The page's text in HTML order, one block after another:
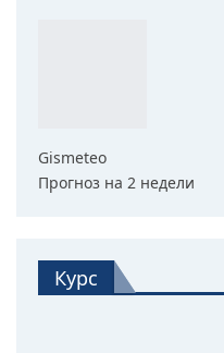
Gismeteo
Прогноз на 2 недели
Курс